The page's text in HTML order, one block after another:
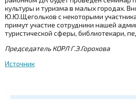
культуры и туризма в малых городах.
Ю.Ю.Щегольков с некоторыми
примут участие сотрудники нашей
туристической сферы, библиотекари,
Председатель КОРЛ Г.Э.Горохова
Источник